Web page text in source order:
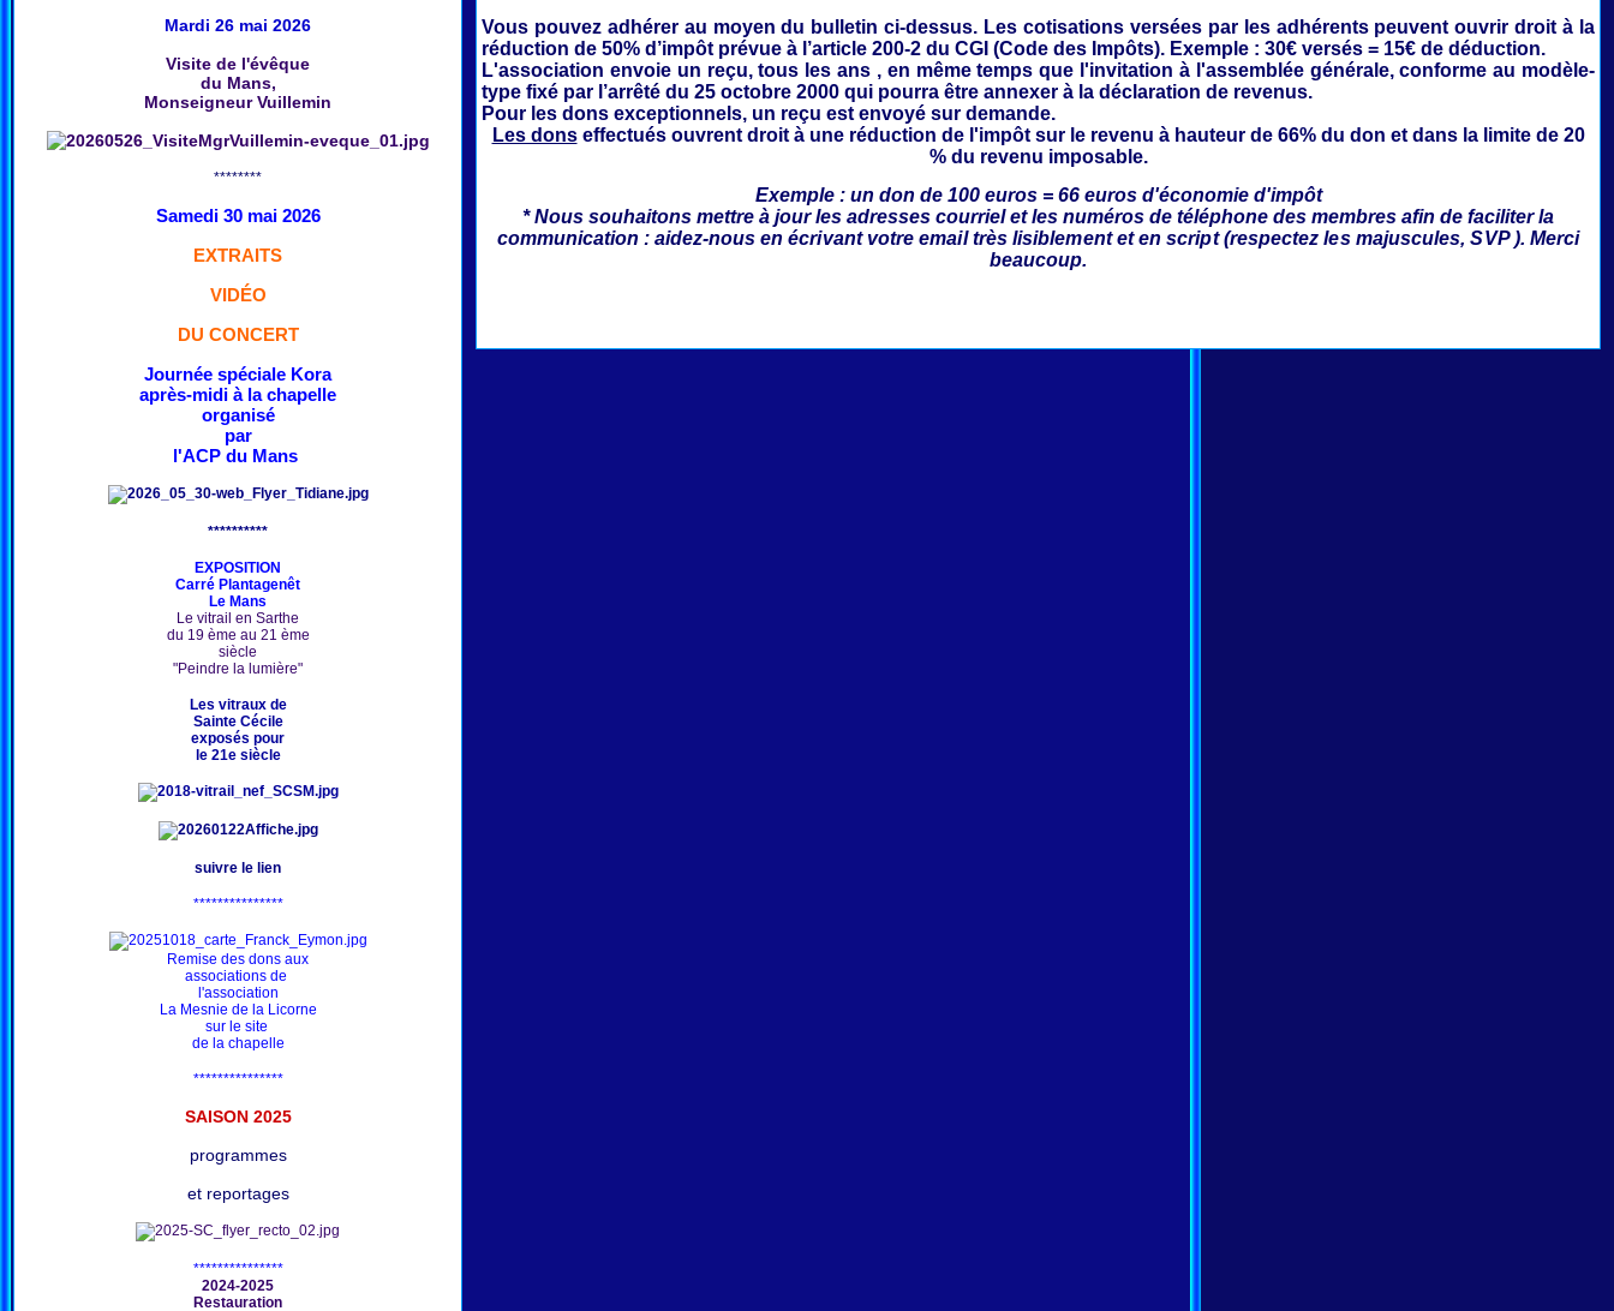
Mardi 26 mai 2026
Visite de l'évêque
du Mans,
Monseigneur Vuillemin
********
Samedi 30 mai 2026
EXTRAITS
VIDÉO
DU CONCERT
Journée spéciale Kora
après-midi à la chapelle
organisé
par
l'ACP du Mans
**********
EXPOSITION
Carré Plantagenêt
Le Mans
Le vitrail en Sarthe
du 19 ème au 21 ème
siècle
"Peindre la lumière"
Les vitraux de
Sainte Cécile
exposés pour
le 21e siècle
suivre le lien
***************
Remise des dons aux
associations de
l'association
La Mesnie de la Licorne
sur le site
de la chapelle
***************
SAISON 2025
programmes
et reportages
***************
2024-2025
Restauration
Vous pouvez adhérer au moyen du bulletin ci-dessus. Les cotisations versées par les adhérents peuvent ouvrir droit à la
réduction de 50% d’impôt prévue à l’article 200-2 du CGI (Code des Impôts). Exemple : 30€ versés = 15€ de déduction.
L'association envoie un reçu,tous les ans , en même temps que l'invitation à l'assemblée générale,conforme au modèle-
type fixé par l’arrêté du 25 octobre 2000 qui pourra être annexer à la déclaration de revenus.
Pour les dons exceptionnels, un reçu est envoyé sur demande.
Les donseffectués ouvrent droit à une réduction de l'impôt sur le revenu à hauteur de 66% du don et dans la limite de 20
% du revenu imposable.
Exemple : un don de 100 euros = 66 euros d'économie d'impôt
* Nous souhaitons mettre à jourles adresses courriel et les numéros de téléphone des membres afin de faciliter la
communication : aidez-nous en écrivant votre email très lisiblement et en script (respectez les majuscules, SVP ). Merci
beaucoup.